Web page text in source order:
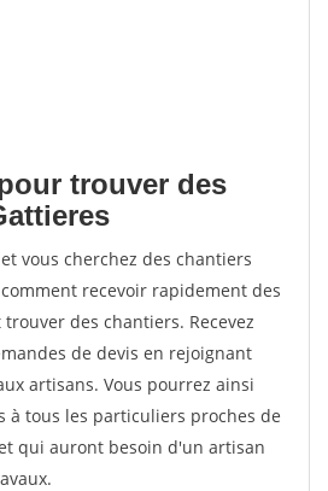
trouver des
vous cherchez des chantiers
recevoir rapidement des
des chantiers. Recevez
de devis en rejoignant
artisans. Vous pourrez ainsi
à tous les particuliers proches de
qui auront besoin d'un artisan